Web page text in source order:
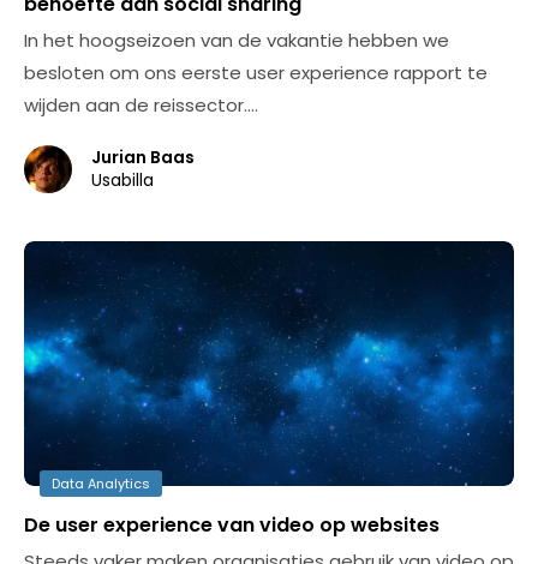
In het hoogseizoen van de vakantie hebben we
besloten om ons eerste user experience rapport te
wijden aan de reissector.…
Jurian Baas
Usabilla
Data Analytics
De user experience van video op websites